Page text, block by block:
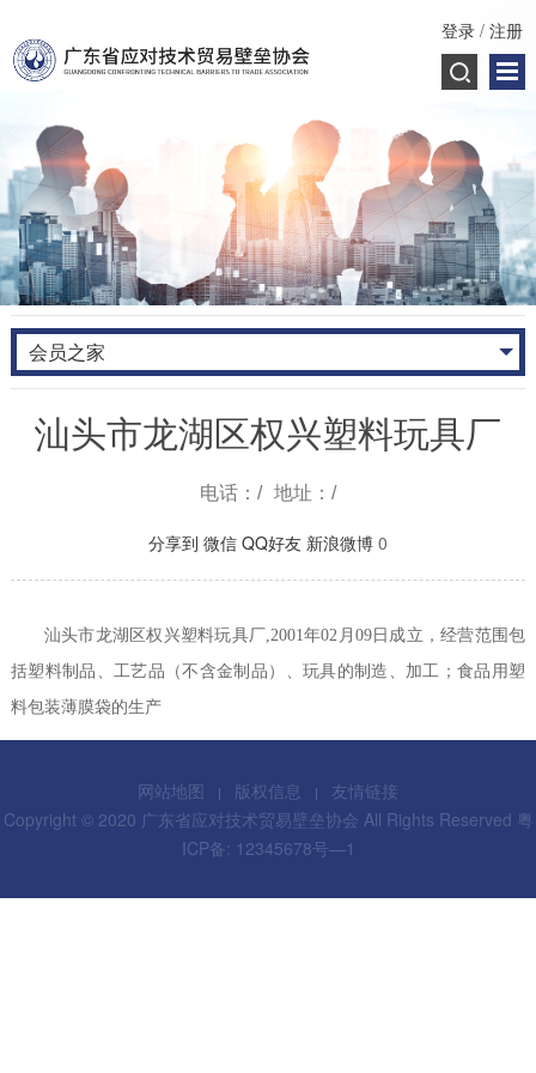
登录 /注册
会员之家
汕头市龙湖区权兴塑料玩具厂
电话：/ 地址：/
分享到 微信 QQ好友 新浪微博 0
汕头市龙湖区权兴塑料玩具厂 ,2001 年02 月 09日成立，经营范围包
括塑料制品、工艺品（不含金制品）、玩具的制造、加工；食品用塑
料包装薄膜袋的生产
网站地图 版权信息
友情链接
Copyright © 2020 广东省应对技术贸易壁垒协会 All Rights Reserved 粤
ICP备: 12345678号—1